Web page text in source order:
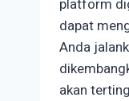
platform
dapat
Anda
akan